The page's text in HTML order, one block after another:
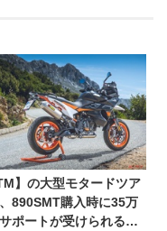
】の大型モタードツア
890SMT購入時に35万
ポートが受けられるキ